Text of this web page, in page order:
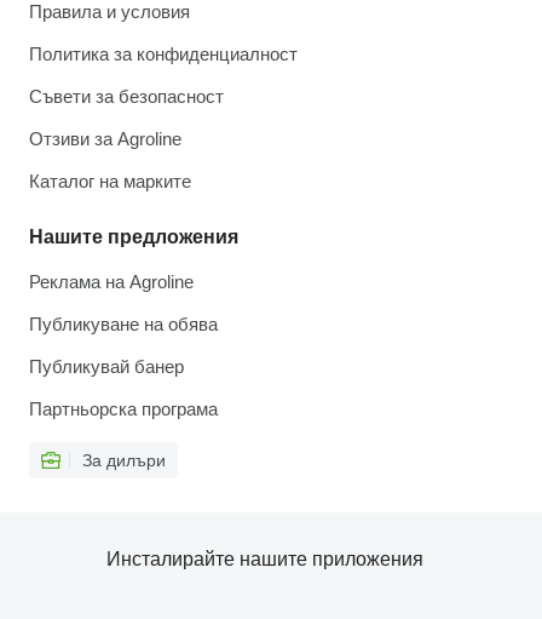
Правила и условия
Политика за конфиденциалност
Съвети за безопасност
Отзиви за Agroline
Каталог на марките
Нашите предложения
Реклама на Agroline
Публикуване на обява
Публикувай банер
Партньорска програма
За дилъри
Инсталирайте нашите приложения